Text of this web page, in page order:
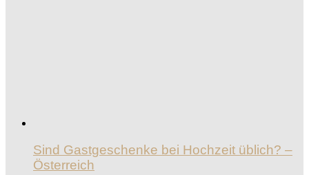
Sind Gastgeschenke bei Hochzeit üblich? –
Österreich